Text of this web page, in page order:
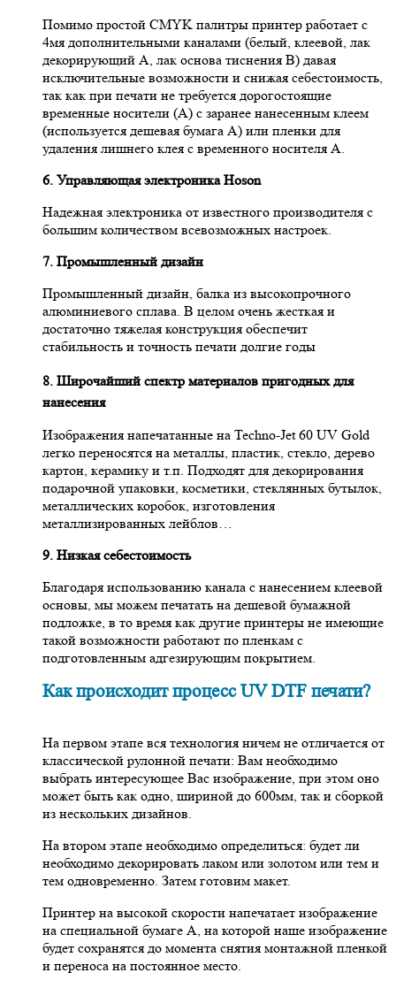
Помимо простой CMYK палитры принтер работает с
4мя дополнительными каналами (белый, клеевой, лак
декорирующий А, лак основа тиснения B) давая
исключительные возможности и снижая себестоимость,
так как при печати не требуется дорогостоящие
временные носители (А) с заранее нанесенным клеем
(используется дешевая бумага А) или пленки для
удаления лишнего клея с временного носителя А.
6. Управляющая электроника Hoson
Надежная электроника от известного производителя с
большим количеством всевозможных настроек.
7. Промышленный дизайн
Промышленный дизайн, балка из высокопрочного
алюминиевого сплава. В целом очень жесткая и
достаточно тяжелая конструкция обеспечит
стабильность и точность печати долгие годы
8. Широчайший спектр материалов пригодных для
нанесения
Изображения напечатанные на Techno-Jet 60 UV Gold
легко переносятся на металлы, пластик, стекло, дерево
картон, керамику и т.п. Подходят для декорирования
подарочной упаковки, косметики, стеклянных бутылок,
металлических коробок, изготовления
металлизированных лейблов…
9. Низкая себестоимость
Благодаря использованию канала с нанесением клеевой
основы, мы можем печатать на дешевой бумажной
подложке, в то время как другие принтеры не имеющие
такой возможности работают по пленкам с
подготовленным адгезирующим покрытием.
Как происходит процесс UV DTF печати?
На первом этапе вся технология ничем не отличается от
классической рулонной печати: Вам необходимо
выбрать интересующее Вас изображение, при этом оно
может быть как одно, шириной до 600мм, так и сборкой
из нескольких дизайнов.
На втором этапе необходимо определиться: будет ли
необходимо декорировать лаком или золотом или тем и
тем одновременно. Затем готовим макет.
Принтер на высокой скорости напечатает изображение
на специальной бумаге А, на которой наше изображение
будет сохранятся до момента снятия монтажной пленкой
и переноса на постоянное место.